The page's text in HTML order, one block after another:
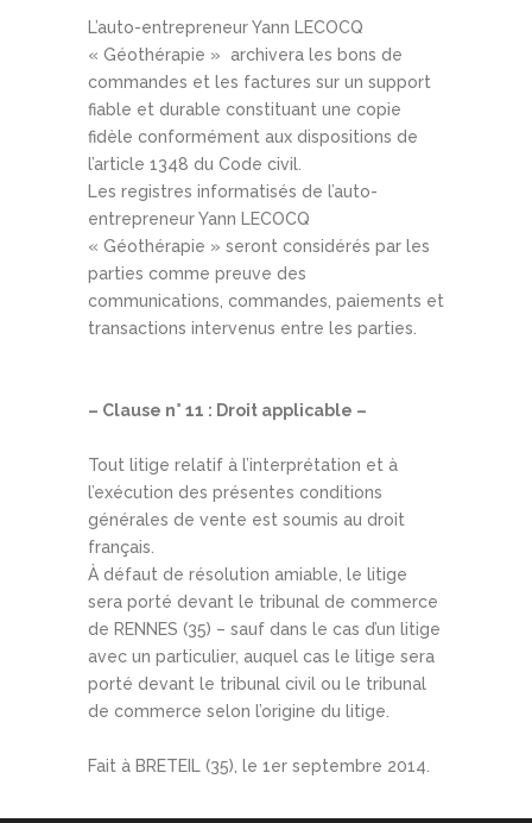
L’auto-entrepreneur Yann LECOCQ
« Géothérapie » archivera les bons de
commandes et les factures sur un support
fiable et durable constituant une copie
fidèle conformément aux dispositions de
l’article 1348 du Code civil.
Les registres informatisés de l’auto-
entrepreneur Yann LECOCQ
« Géothérapie » seront considérés par les
parties comme preuve des
communications, commandes, paiements et
transactions intervenus entre les parties.
– Clause n° 11 : Droit applicable –
Tout litige relatif à l’interprétation et à
l’exécution des présentes conditions
générales de vente est soumis au droit
français.
À défaut de résolution amiable, le litige
sera porté devant le tribunal de commerce
de RENNES (35) – sauf dans le cas d’un litige
avec un particulier, auquel cas le litige sera
porté devant le tribunal civil ou le tribunal
de commerce selon l’origine du litige.
Fait à BRETEIL (35), le 1er septembre 2014.